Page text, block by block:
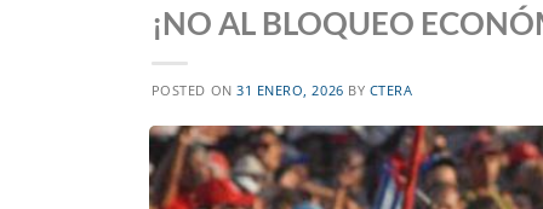
¡NO AL BLOQUEO
POSTED ON31 ENERO, 2026 BY CTERA